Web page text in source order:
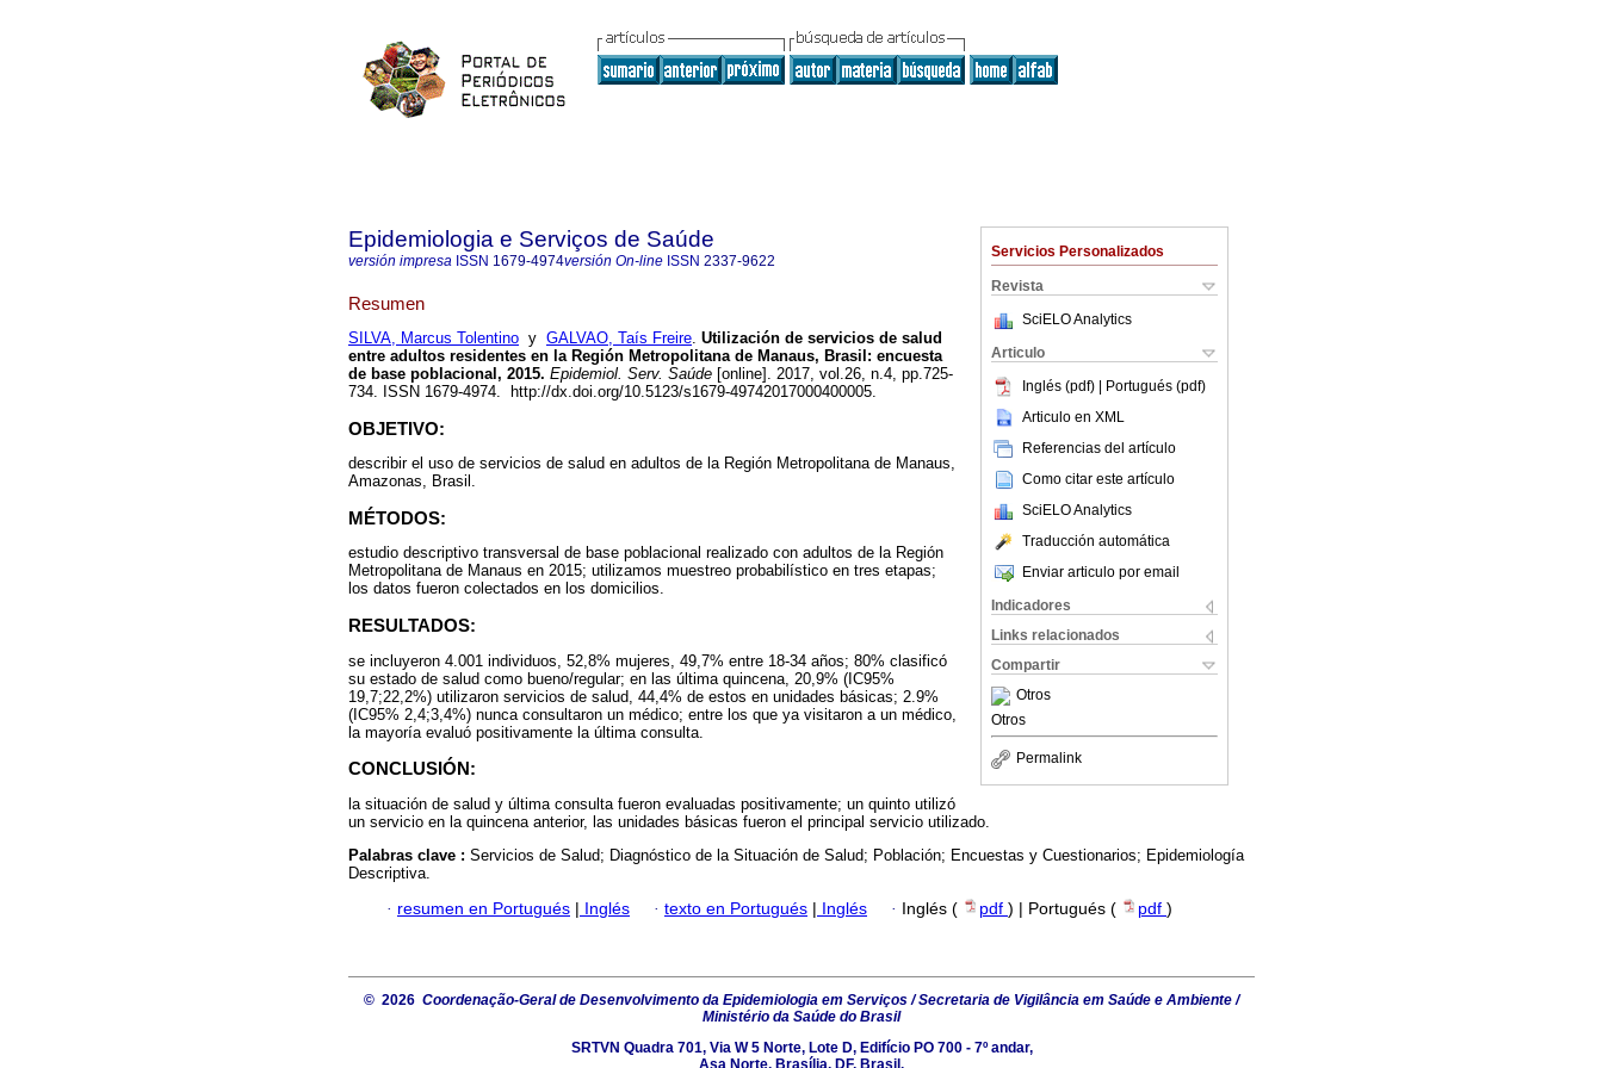
Servicios Personalizados
Revista
SciELO Analytics
Articulo
Inglés (pdf) | Portugués (pdf)
Articulo en XML
Referencias del artículo
Como citar este artículo
SciELO Analytics
Traducción automática
Enviar articulo por email
Indicadores
Links relacionados
Compartir
Otros
Otros
Permalink
Epidemiologia e Serviços de Saúde
versión impresa ISSN 1679-4974versión On-line ISSN 2337-9622
Resumen
SILVA, Marcus Tolentino y GALVAO, Taís Freire. Utilización de servicios de salud
entre adultos residentes en la Región Metropolitana de Manaus, Brasil: encuesta
de base poblacional, 2015. Epidemiol. Serv. Saúde [online]. 2017, vol.26, n.4, pp.725-
734. ISSN 1679-4974. http://dx.doi.org/10.5123/s1679-49742017000400005.
OBJETIVO:
describir el uso de servicios de salud en adultos de la Región Metropolitana de Manaus,
Amazonas, Brasil.
MÉTODOS:
estudio descriptivo transversal de base poblacional realizado con adultos de la Región
Metropolitana de Manaus en 2015; utilizamos muestreo probabilístico en tres etapas;
los datos fueron colectados en los domicilios.
RESULTADOS:
se incluyeron 4.001 individuos, 52,8% mujeres, 49,7% entre 18-34 años; 80% clasificó
su estado de salud como bueno/regular; en las última quincena, 20,9% (IC95%
19,7;22,2%) utilizaron servicios de salud, 44,4% de estos en unidades básicas; 2.9%
(IC95% 2,4;3,4%) nunca consultaron un médico; entre los que ya visitaron a un médico,
la mayoría evaluó positivamente la última consulta.
CONCLUSIÓN:
la situación de salud y última consulta fueron evaluadas positivamente; un quinto utilizó
un servicio en la quincena anterior, las unidades básicas fueron el principal servicio utilizado.
Palabras clave : Servicios de Salud; Diagnóstico de la Situación de Salud; Población; Encuestas y Cuestionarios; Epidemiología
Descriptiva.
· resumen en Portugués Inglés · texto en Portugués Inglés · Inglés ( pdf ) | Portugués ( pdf )
© 2026 Coordenação-Geral de Desenvolvimento da Epidemiologia em Serviços / Secretaria de Vigilância em Saúde e Ambiente /
Ministério da Saúde do Brasil
SRTVN Quadra 701, Via W 5 Norte, Lote D, Edifício PO 700 - 7º andar,
Asa Norte, Brasília, DF, Brasil.